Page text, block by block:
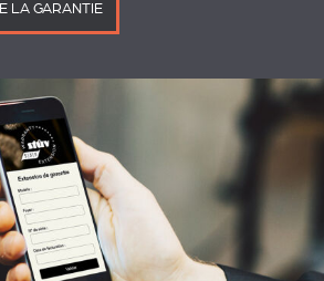
LA GARANTIE